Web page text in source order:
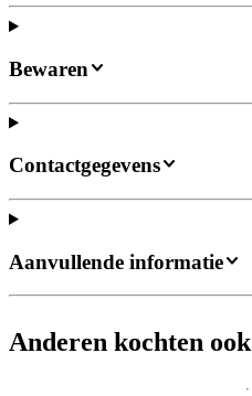
Bewaren
Contactgegevens
Aanvullende informatie
Anderen kochten ook